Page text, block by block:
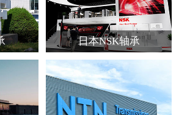
日本NSK轴承